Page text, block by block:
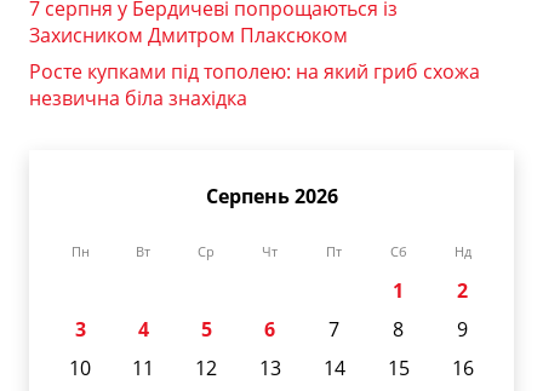
7 серпня у Бердичеві попрощаються із
Захисником Дмитром Плаксюком
Росте купками під тополею: на який гриб схожа
незвична біла знахідка
Серпень 2026
Пн Вт Ср Чт Пт Сб Нд
1
2
3
4 5 6 7 8
9
10
11 12 13 14 15
16